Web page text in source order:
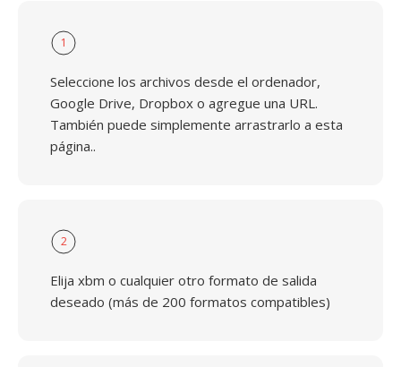
1
Seleccione los archivos desde el ordenador,
Google Drive, Dropbox o agregue una URL.
También puede simplemente arrastrarlo a esta
página..
2
Elija xbm o cualquier otro formato de salida
deseado (más de 200 formatos compatibles)